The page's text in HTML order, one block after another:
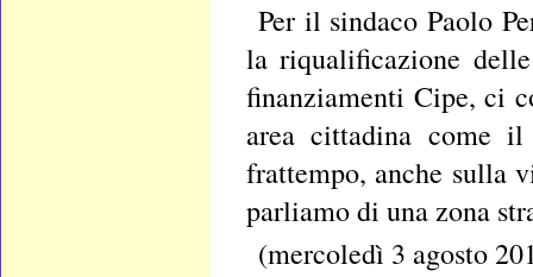
Per il sindaco Paolo
la riqualificazione
finanziamenti Cipe, ci
area cittadina come il
frattempo, anche sulla
parliamo di una zona
(mercoledì 3 agosto